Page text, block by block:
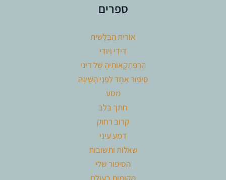
ספרים
אוֹרִית הַבַּלָּשִׁית
דִּידִי וְיוּדִי
הַרְפַּתְקָאוֹתֶיהָ שֶׁל דִּינִי
סִיפּוּר אֶחָד לִפְנֵי הַשֵּׁינָה
מסע
חתך בלב
קרוב רחוק
דמע עיני
שאלות ותשובות
הסיפור שלי